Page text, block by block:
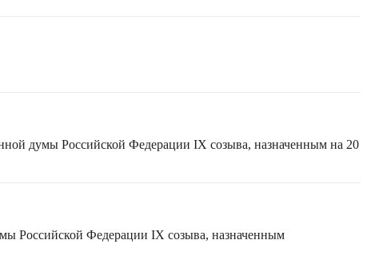
думы Российской Федерации IX созыва, назначенным на 20
Российской Федерации IX созыва, назначенным